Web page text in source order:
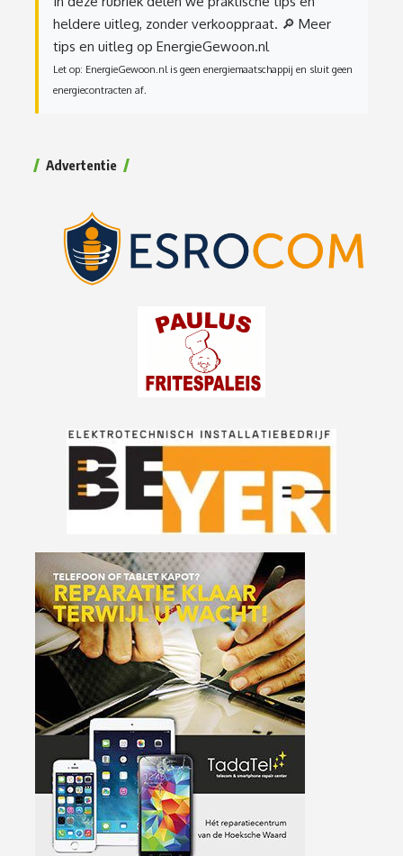
heldere uitleg, zonder verkooppraat. 🔎 Meer
tips en uitleg op EnergieGewoon.nl
Let op: EnergieGewoon.nl is geen energiemaatschappij en sluit geen
energiecontracten af.
Advertentie